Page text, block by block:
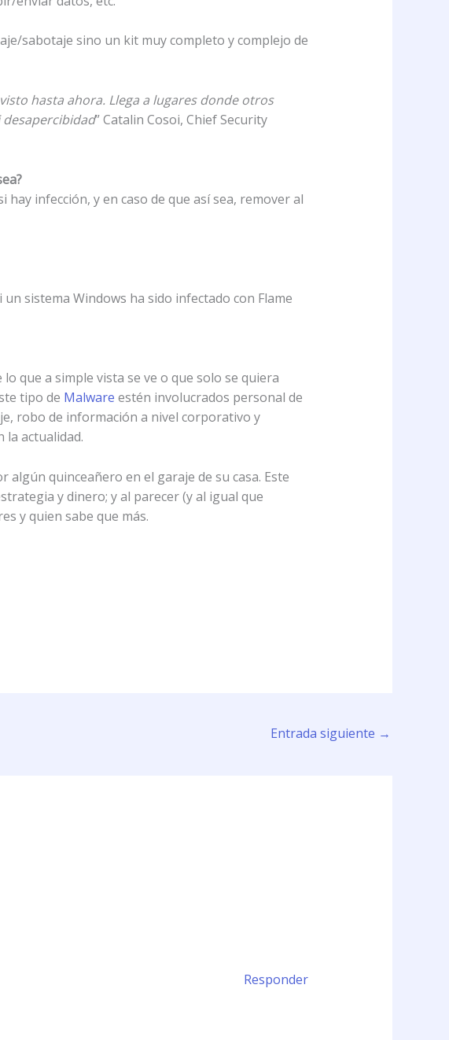
sabotaje sino un kit muy completo y complejo de
hasta ahora. Llega a lugares donde otros
” Catalin Cosoi, Chief Security
infección, y en caso de que así sea, remover al
sistema Windows ha sido infectado con Flame
que a simple vista se ve o que solo se quiera
tipo de Malware estén involucrados personal de
robo de información a nivel corporativo y
actualidad.
quinceañero en el garaje de su casa. Este
y dinero; y al parecer (y al igual que
y quien sabe que más.
Entrada siguiente →
Responder